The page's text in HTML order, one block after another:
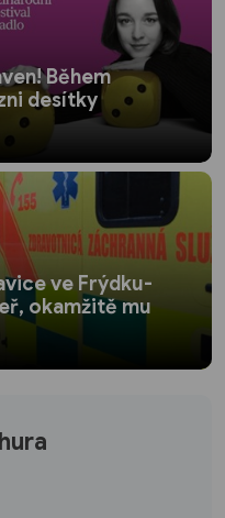
Během
desítky
ve Frýdku-
okamžitě mu